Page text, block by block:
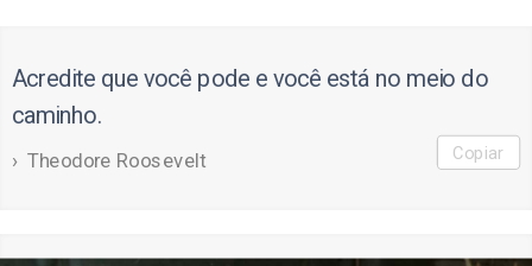
Acredite que você pode e você está no meio do
caminho.
Theodore Roosevelt Copiar